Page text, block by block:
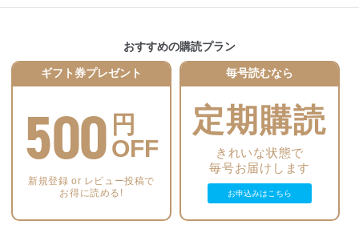
●AMプラザ 「ラジオ次世代放送システム検討会」とは
… 塩山雅昭／135
●ステージ音響 目からウロコの…PATEC＜PAの基礎：バランスと
は？＞
… 岡田辰夫／136
●内外ニュース
… ／139
●新製品紹介
●サンプリングレート96kHz・イマーシブミックス対応 新音声中継
●Zabbixによる放送局MoIP制作システムの統合監視 ― テレビ北海
道PoCから未来展望へ ―
●顔認識AIを活用した新番組『変顔スパイ』の制作
… 三浦祐樹・御子貝 真一・海野修哉／152
●3Dスキャンワークフローの簡易化とその活用
… 戸部雄輝・岸 楓馬／155
MIX「MAD MAX FURY ROAD」のサウンド・デザイン
●「Interop Tokyo 2025」開催
●「NHK技研公開2025」開催
●地方選向けCGシステム“SENSOKU.”の開発
おすすめの購読プラン
ギフト券プレゼント
500 円
OFF
新規登録 or レビュー投稿で
お得に読める!
毎号読むなら
定期購読
きれいな状態で
毎号お届けします
お申込みはこちら